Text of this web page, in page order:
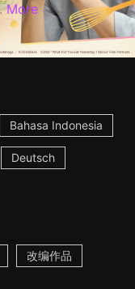
More
Bahasa Indonesia
Deutsch
改编作品